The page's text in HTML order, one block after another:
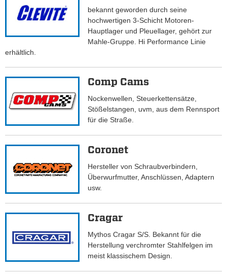
bekannt geworden durch seine
hochwertigen 3-Schicht Motoren-
Hauptlager und Pleuellager, gehört zur
Mahle-Gruppe. Hi Performance Linie
erhältlich.
Comp Cams
Nockenwellen, Steuerkettensätze,
Stößelstangen, uvm, aus dem Rennsport
für die Straße.
Coronet
Hersteller von Schraubverbindern,
Überwurfmutter, Anschlüssen, Adaptern
usw.
Cragar
Mythos Cragar S/S. Bekannt für die
Herstellung verchromter Stahlfelgen im
meist klassischem Design.